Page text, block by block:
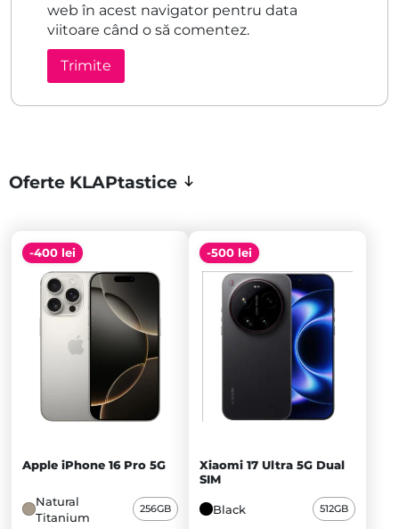
web în acest navigator pentru data
viitoare când o să comentez.
Oferte KLAPtastice
-400 lei
Apple iPhone 16 Pro 5G
Natural
Titanium
256GB
-500 lei
Xiaomi 17 Ultra 5G Dual
SIM
Black 512GB